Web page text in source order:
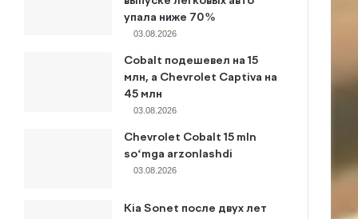
упала ниже 70%
03.08.2026
Cobalt подешевел на 15
млн, а Chevrolet Captiva на
45 млн
03.08.2026
Chevrolet Cobalt 15 mln
so‘mga arzonlashdi
03.08.2026
Kia Sonet после двух лет